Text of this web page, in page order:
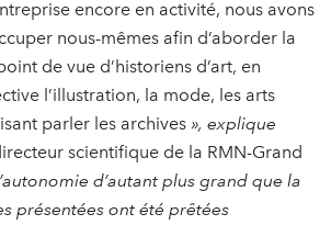
encore en activité, nous avons
nous-mêmes afin d’aborder la
de vue d’historiens d’art, en
l’illustration, la mode, les arts
parler les archives », explique
scientifique de la RMN-Grand
d’autant plus grand que la
présentées ont été prêtées